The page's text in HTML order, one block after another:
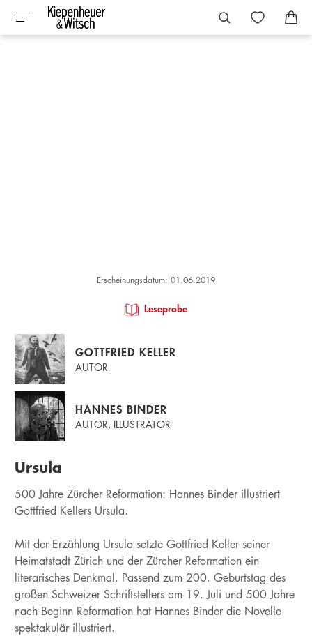
Erscheinungsdatum: 01.06.2019
Leseprobe
GOTTFRIED KELLER
AUTOR
HANNES BINDER
AUTOR, ILLUSTRATOR
Ursula
500 Jahre Zürcher Reformation: Hannes Binder illustriert
Gottfried Kellers Ursula.
Mit der Erzählung Ursula setzte Gottfried Keller seiner
Heimatstadt Zürich und der Zürcher Reformation ein
literarisches Denkmal. Passend zum 200. Geburtstag des
großen Schweizer Schriftstellers am 19. Juli und 500 Jahre
nach Beginn Reformation hat Hannes Binder die Novelle
spektakulär illustriert.